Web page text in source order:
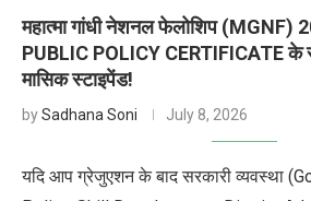
महात्मा गांधी नेशनल फेलोशिप (MGNF)
PUBLIC POLICY CERTIFICATE के
मासिक स्टाइपेंड!
bySadhana Soni July 8, 2026
यदि आप ग्रेजुएशन के बाद सरकारी व्यवस्था